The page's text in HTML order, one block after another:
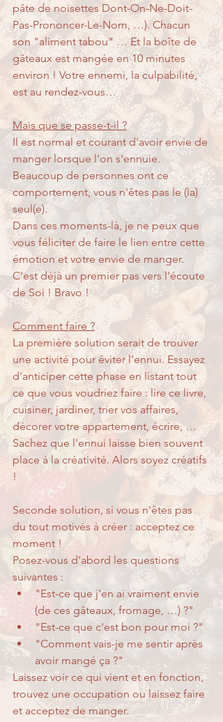
pâte de noisettes Dont-On-Ne-Doit-
Pas-Prononcer-Le-Nom, …). Chacun
son "aliment tabou" … Et la boîte de
gâteaux est mangée en 10 minutes
environ ! Votre ennemi, la culpabilité,
est au rendez-vous…
Mais que se passe-t-il ?
Il est normal et courant d'avoir envie de
manger lorsque l'on s'ennuie.
Beaucoup de personnes ont ce
comportement, vous n'êtes pas le (la)
seul(e).
Dans ces moments-là, je ne peux que
vous féliciter de faire le lien entre cette
émotion et votre envie de manger.
C'est déjà un premier pas vers l'écoute
de Soi ! Bravo !
Comment faire ?
La première solution serait de trouver
une activité pour éviter l'ennui. Essayez
d'anticiper cette phase en listant tout
ce que vous voudriez faire : lire ce livre,
cuisiner, jardiner, trier vos affaires,
décorer votre appartement, écrire, …
Sachez que l'ennui laisse bien souvent
place à la créativité. Alors soyez créatifs
!
Seconde solution, si vous n'êtes pas
du tout motivés à créer : acceptez ce
moment !
Posez-vous d'abord les questions
suivantes :
"Est-ce que j'en ai vraiment envie
(de ces gâteaux, fromage, …) ?"
"Est-ce que c'est bon pour moi ?"
"Comment vais-je me sentir après
avoir mangé ça ?"
Laissez voir ce qui vient et en fonction,
trouvez une occupation ou laissez faire
et acceptez de manger.